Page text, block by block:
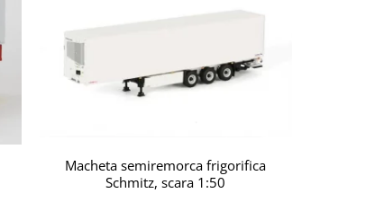
Macheta semiremorca frigorifica
Schmitz, scara 1:50